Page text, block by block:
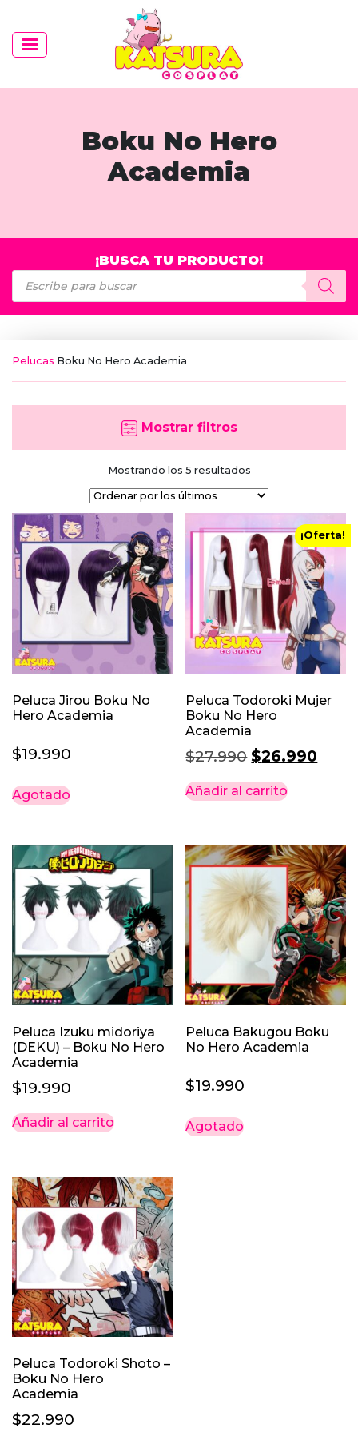
Boku No Hero
Academia
¡BUSCA TU PRODUCTO!
Búsqueda
de
productos
Pelucas Boku No Hero Academia
Mostrar filtros
Mostrando los 5 resultadosOrdenado
los
últimos
Peluca Jirou Boku No
Hero Academia
$19.990
Agotado
¡Oferta!
Peluca Todoroki Mujer
Boku No Hero
Academia
$27.990El
precio
original
$27.990.
$26.990
Añadir al carrito
Peluca Izuku midoriya
(DEKU) – Boku No Hero
Academia
$19.990
Añadir al carrito
Peluca Bakugou Boku
No Hero Academia
$19.990
Agotado
Peluca Todoroki Shoto –
Boku No Hero
Academia
$22.990